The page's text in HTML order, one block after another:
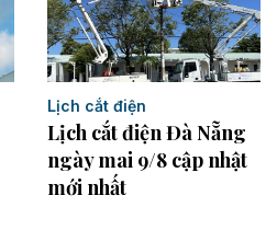
Lịch cắt điện
Lịch cắt điện Đà Nẵng
ngày mai 9/8 cập nhật
mới nhất